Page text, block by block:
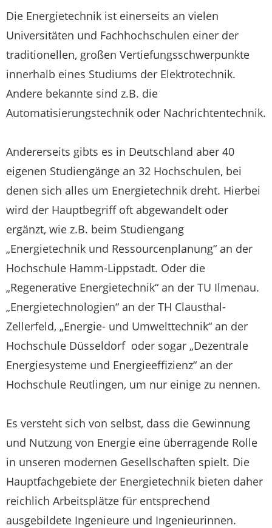
Die Energietechnik ist einerseits an vielen
Universitäten und Fachhochschulen einer der
traditionellen, großen Vertiefungsschwerpunkte
innerhalb eines Studiums der Elektrotechnik.
Andere bekannte sind z.B. die
Automatisierungstechnik oder Nachrichtentechnik.
Andererseits gibts es in Deutschland aber 40
eigenen Studiengänge an 32 Hochschulen, bei
denen sich alles um Energietechnik dreht. Hierbei
wird der Hauptbegriff oft abgewandelt oder
ergänzt, wie z.B. beim Studiengang
„Energietechnik und Ressourcenplanung“ an der
Hochschule Hamm-Lippstadt. Oder die
„Regenerative Energietechnik“ an der TU Ilmenau.
„Energietechnologien“ an der TH Clausthal-
Zellerfeld, „Energie- und Umwelttechnik“ an der
Hochschule Düsseldorf oder sogar „Dezentrale
Energiesysteme und Energieeffizienz“ an der
Hochschule Reutlingen, um nur einige zu nennen.
Es versteht sich von selbst, dass die Gewinnung
und Nutzung von Energie eine überragende Rolle
in unseren modernen Gesellschaften spielt. Die
Hauptfachgebiete der Energietechnik bieten daher
reichlich Arbeitsplätze für entsprechend
ausgebildete Ingenieure und Ingenieurinnen.